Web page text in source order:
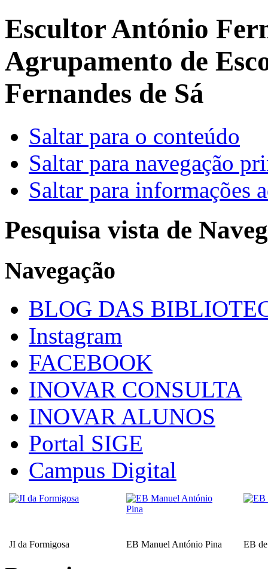
Escultor António
Agrupamento de
Fernandes de Sá
Saltar para o conteúdo
Saltar para navegação
Saltar para informações
Pesquisa vista de
Navegação
BLOG DAS
Instagram
FACEBOOK
INOVAR CONSULTA
INOVAR ALUNOS
Portal SIGE
Campus Digital
JI da Formigosa EB Manuel António Pina EB